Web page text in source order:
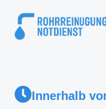
Innerhalb